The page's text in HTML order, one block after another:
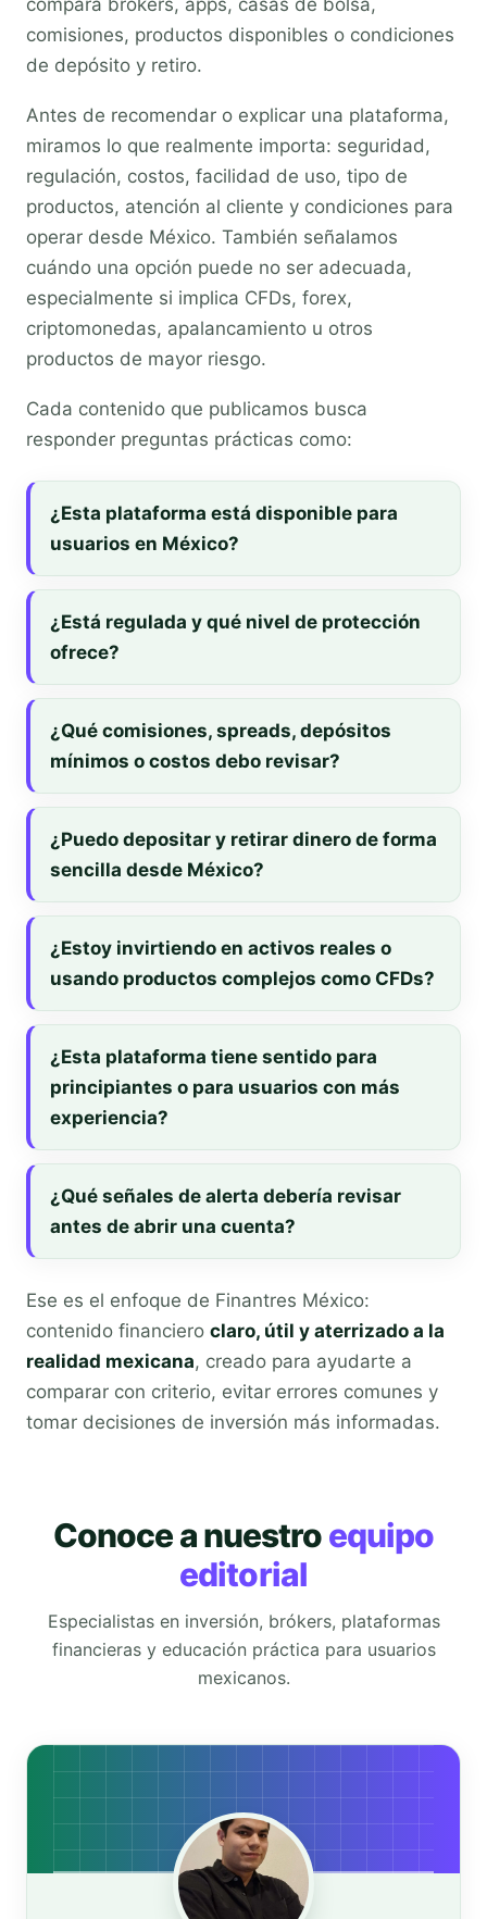
comisiones, productos disponibles o condiciones
de depósito y retiro.
Antes de recomendar o explicar una plataforma,
miramos lo que realmente importa: seguridad,
regulación, costos, facilidad de uso, tipo de
productos, atención al cliente y condiciones para
operar desde México. También señalamos
cuándo una opción puede no ser adecuada,
especialmente si implica CFDs, forex,
criptomonedas, apalancamiento u otros
productos de mayor riesgo.
Cada contenido que publicamos busca
responder preguntas prácticas como:
¿Esta plataforma está disponible para
usuarios en México?
¿Está regulada y qué nivel de protección
ofrece?
¿Qué comisiones, spreads, depósitos
mínimos o costos debo revisar?
¿Puedo depositar y retirar dinero de forma
sencilla desde México?
¿Estoy invirtiendo en activos reales o
usando productos complejos como CFDs?
¿Esta plataforma tiene sentido para
principiantes o para usuarios con más
experiencia?
¿Qué señales de alerta debería revisar
antes de abrir una cuenta?
Ese es el enfoque de Finantres México:
contenido financiero claro, útil y aterrizado a la
realidad mexicana, creado para ayudarte a
comparar con criterio, evitar errores comunes y
tomar decisiones de inversión más informadas.
Conoce a nuestroequipo
editorial
Especialistas en inversión, brókers, plataformas
financieras y educación práctica para usuarios
mexicanos.